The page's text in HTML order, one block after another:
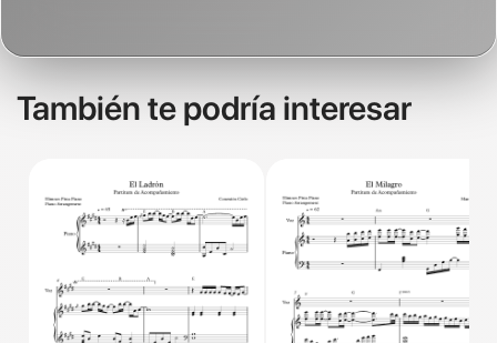
También te podría interesar